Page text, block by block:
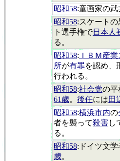
昭和58:童画家の武
昭和58:スケート
ト選手権で日本人
る。
昭和58: ＩＢＭ産
所が有罪を認め、
行われる。
昭和58:社会党の平
61歳。 後任には田
昭和58:横浜市内の
者を襲って殺害し
る。
昭和58:ドイツ文学
歳。